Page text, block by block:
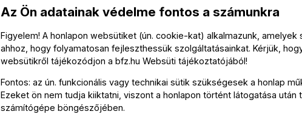
2026.
augusztus
19
21:00
Turné: La
Kanneh-
Az Ön adatainak védelme fontos a számunkra
Figyelem! A honlapon websütiket (ún. cookie-kat) alkalmazunk, amelyek
ahhoz, hogy folyamatosan fejleszthessük szolgáltatásainkat. Kérjük,
websütikről tájékozódjon a bfz.hu Websüti tájékoztatójából!
Fontos: az ún. funkcionális vagy technikai sütik szükségesek a honlap
Ezeket ön nem tudja kiiktatni, viszont a honlapon történt látogatása után
számítógépe böngészőjében.